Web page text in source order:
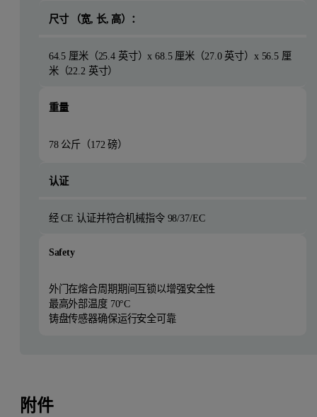
尺寸 （宽, 长, 高）：
64.5 厘米（25.4 英寸）x 68.5 厘米（27.0 英寸）x 56.5 厘
米（22.2 英寸）
重量
78 公斤（172 磅）
认证
经 CE 认证并符合机械指令 98/37/EC
Safety
外门在熔合周期期间互锁以增强安全性
最高外部温度 70°C
铸盘传感器确保运行安全可靠
附件